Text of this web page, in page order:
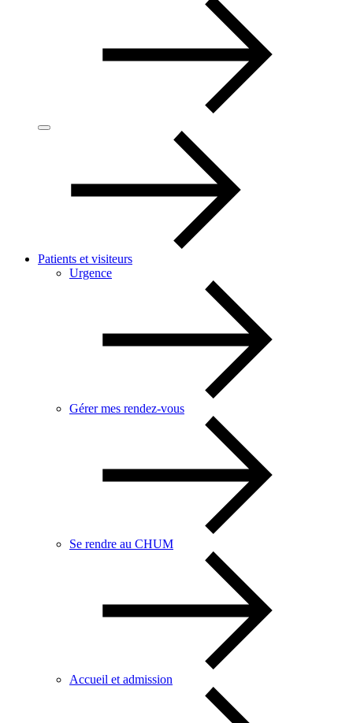
Patients et visiteurs
Urgence
Gérer mes rendez-vous
Se rendre au CHUM
Accueil et admission